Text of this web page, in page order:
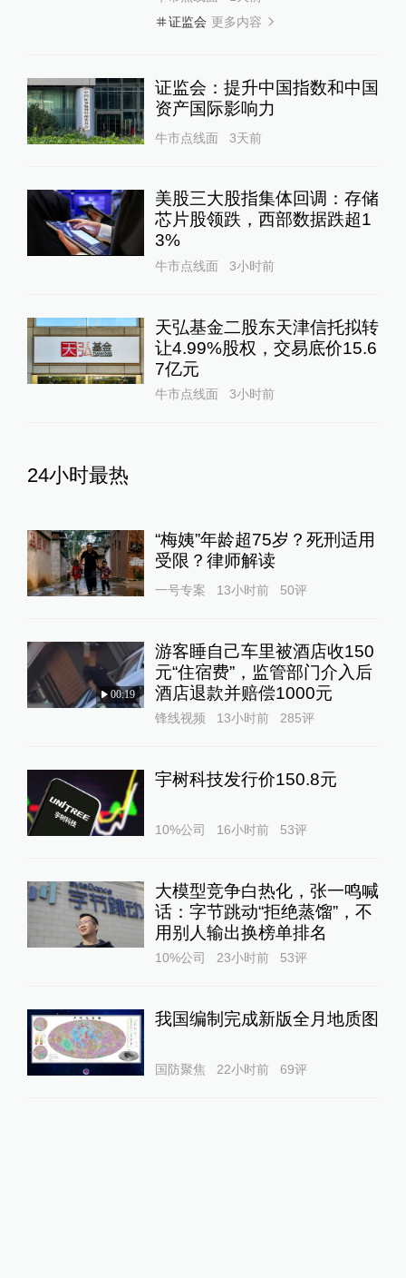
证监会 更多内容
证监会：提升中国指数和中国
资产国际影响力
牛市点线面 3天前
美股三大股指集体回调：存储
芯片股领跌，西部数据跌超1
3%
牛市点线面 3小时前
天弘基金二股东天津信托拟转
让4.99%股权，交易底价15.6
7亿元
牛市点线面 3小时前
24小时最热
“梅姨”年龄超75岁？死刑适用
受限？律师解读
一号专案 13小时前 50评
00:19
游客睡自己车里被酒店收150
元“住宿费”，监管部门介入后
酒店退款并赔偿1000元
锋线视频 13小时前 285评
宇树科技发行价150.8元
10%公司 16小时前 53评
大模型竞争白热化，张一鸣喊
话：字节跳动“拒绝蒸馏”，不
用别人输出换榜单排名
10%公司 23小时前 53评
我国编制完成新版全月地质图
国防聚焦 22小时前 69评